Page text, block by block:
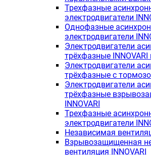
Трехфазные
электродвигатели
Однофазные
электродвигатели
Электродвигатели
трёхфазные INNOVARI
Электродвигатели
трёхфазные с
Электродвигатели
трёхфазные
INNOVARI
Трехфазные
электродвигатели
Независимая
Взрывозащищенная
вентиляция INNOVARI